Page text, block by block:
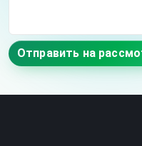
Отправить на